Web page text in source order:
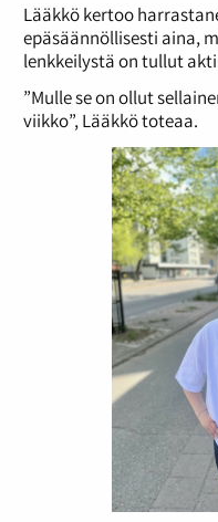
Lääkkö kertoo
epäsäännöllisesti aina,
lenkkeilystä on tullut
”Mulle se on ollut
viikko”, Lääkkö toteaa.